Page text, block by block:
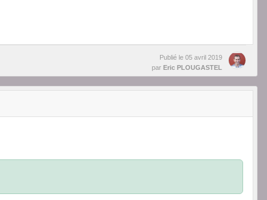
Publié le 05 avril 2019
par Eric PLOUGASTEL